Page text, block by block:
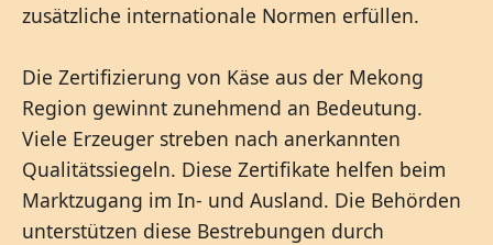
zusätzliche internationale Normen erfüllen.
Die Zertifizierung von Käse aus der Mekong
Region gewinnt zunehmend an Bedeutung.
Viele Erzeuger streben nach anerkannten
Qualitätssiegeln. Diese Zertifikate helfen beim
Marktzugang im In- und Ausland. Die Behörden
unterstützen diese Bestrebungen durch